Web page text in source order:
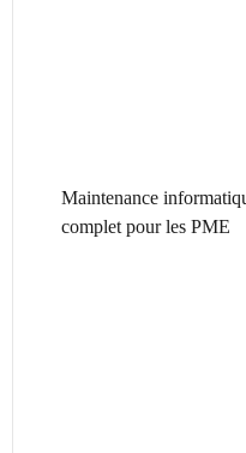
Maintenance
complet pour les PME